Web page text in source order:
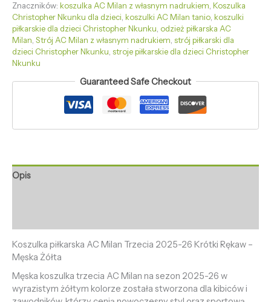
Znaczników: koszulka AC Milan z własnym nadrukiem, Koszulka
Christopher Nkunku dla dzieci, koszulki AC Milan tanio, koszulki
piłkarskie dla dzieci Christopher Nkunku, odzież piłkarska AC
Milan, Strój AC Milan z własnym nadrukiem, strój piłkarski dla
dzieci Christopher Nkunku, stroje piłkarskie dla dzieci Christopher
Nkunku
Guaranteed Safe Checkout
Opis
Koszulka piłkarska AC Milan Trzecia 2025-26 Krótki Rękaw –
Męska Żółta
Męska koszulka trzecia AC Milan na sezon 2025-26 w
wyrazistym żółtym kolorze została stworzona dla kibiców i